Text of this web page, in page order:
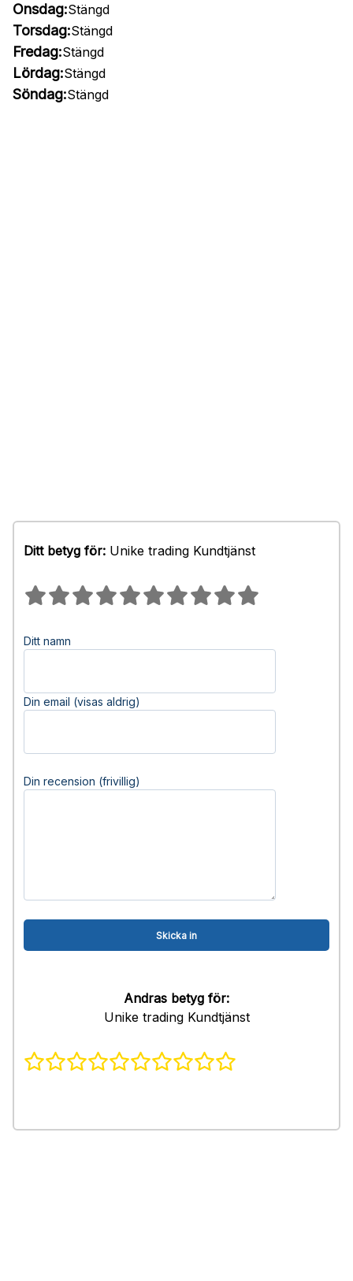
Onsdag:Stängd
Torsdag:Stängd
Fredag:Stängd
Lördag:Stängd
Söndag:Stängd
Ditt betyg för: Unike trading Kundtjänst
Ditt namn
Din email (visas aldrig)
Din recension (frivillig)
Andras betyg för:
Unike trading Kundtjänst